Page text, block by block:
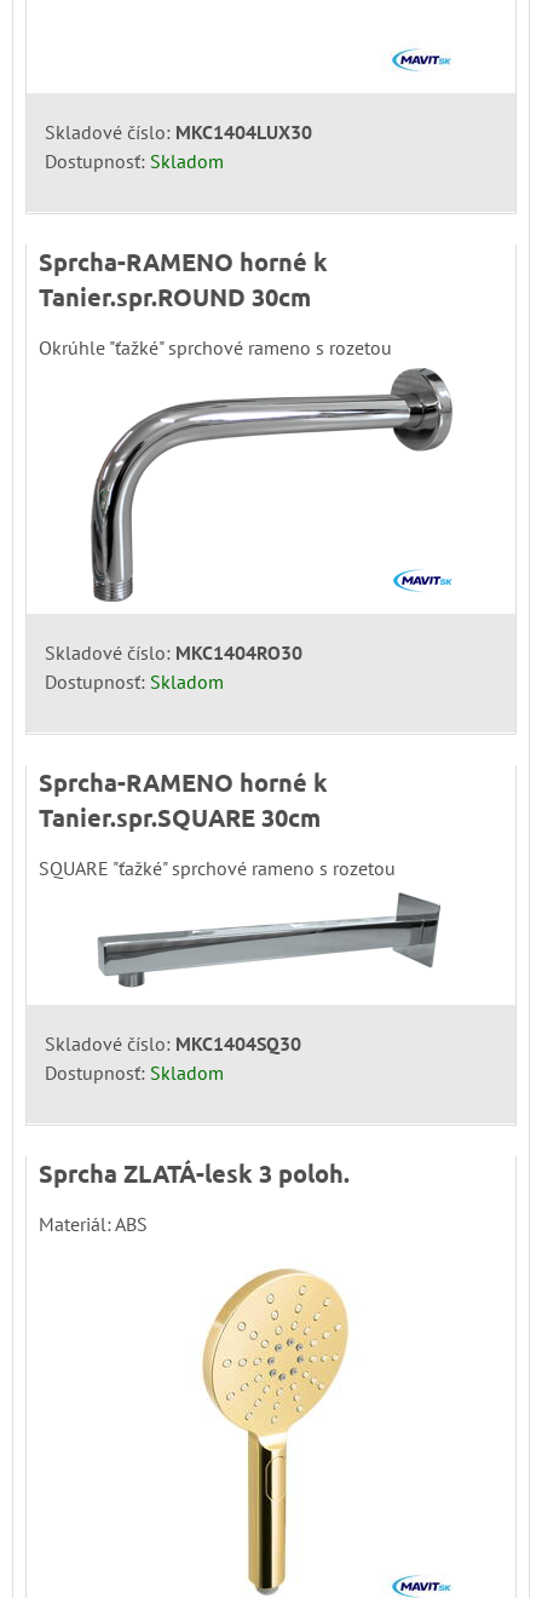
Skladové číslo: MKC1404LUX30
Dostupnosť: Skladom
Sprcha-RAMENO horné k
Tanier.spr.ROUND 30cm
Okrúhle "ťažké" sprchové rameno s rozetou
Skladové číslo: MKC1404RO30
Dostupnosť: Skladom
Sprcha-RAMENO horné k
Tanier.spr.SQUARE 30cm
SQUARE "ťažké" sprchové rameno s rozetou
Skladové číslo: MKC1404SQ30
Dostupnosť: Skladom
Sprcha ZLATÁ-lesk 3 poloh.
Materiál: ABS